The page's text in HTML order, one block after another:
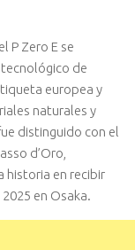
P Zero E se
de
europea y
naturales y
distinguido con el
d’Oro,
historia en recibir
en Osaka.